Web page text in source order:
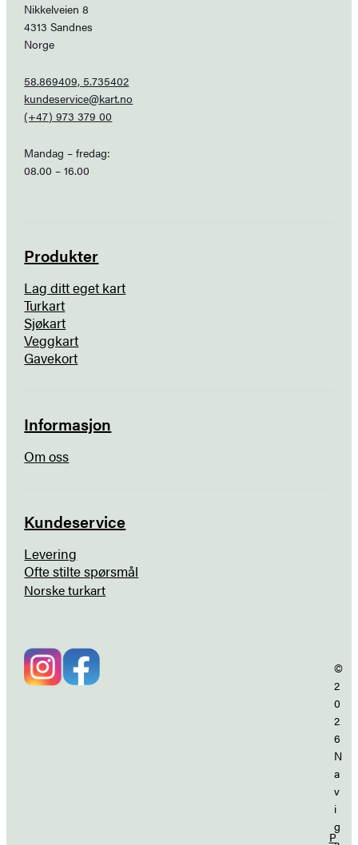
Nikkelveien 8
4313 Sandnes
Norge
58.869409, 5.735402
kundeservice@kart.no
(+47) 973 379 00
Mandag – fredag:
08.00 – 16.00
Produkter
Lag ditt eget kart
Turkart
Sjøkart
Veggkart
Gavekort
Informasjon
Om oss
Kundeservice
Levering
Ofte stilte spørsmål
Norske turkart
P
©
2
0
2
6
N
a
v
i
g